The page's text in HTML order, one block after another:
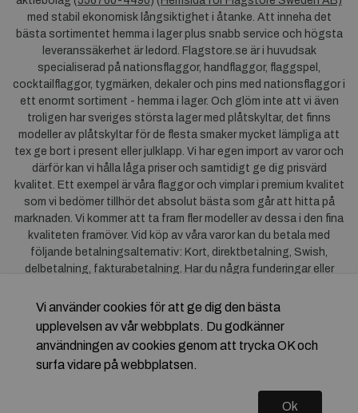
med stabil ekonomisk långsiktighet i åtanke. Att inneha det
bästa sortimentet hemma i lager plus snabb service och högsta
leveranssäkerhet är ledord. Flagstore.se är i huvudsak
specialiserad på nationsflaggor, handflaggor, flaggspel,
cocktailflaggor, tygmärken, dekaler och pins med nationsflaggor i
ett enormt sortiment - hemma i lager. Och glöm inte att vi även
troligen har sveriges största lager med plåtskyltar, det finns
modeller av plåtskyltar för de flesta smaker mycket lämpliga att
tex ge bort i present eller julklapp. Vi har egen import av varor och
därför kan vi hålla låga priser och samtidigt ge dig prisvärd
kvalitet. Ett exempel är våra flaggor och vimplar i premium kvalitet
som vi bedömer tillhör det absolut bästa som går att hitta på
marknaden. Vi kommer att ta fram fler modeller av dessa i den fina
kvaliteten framöver. Vid köp av våra varor kan du betala med
följande betalningsalternativ: Kort, direktbetalning, Swish,
delbetalning, fakturabetalning. Har du några funderingar eller
dig till oss. För frågor kring Klarna kan duklicka här
Vi använder cookies för att ge dig den bästa
upplevelsen av vår webbplats. Du godkänner
användningen av cookies genom att trycka OK och
surfa vidare på webbplatsen.
Ok